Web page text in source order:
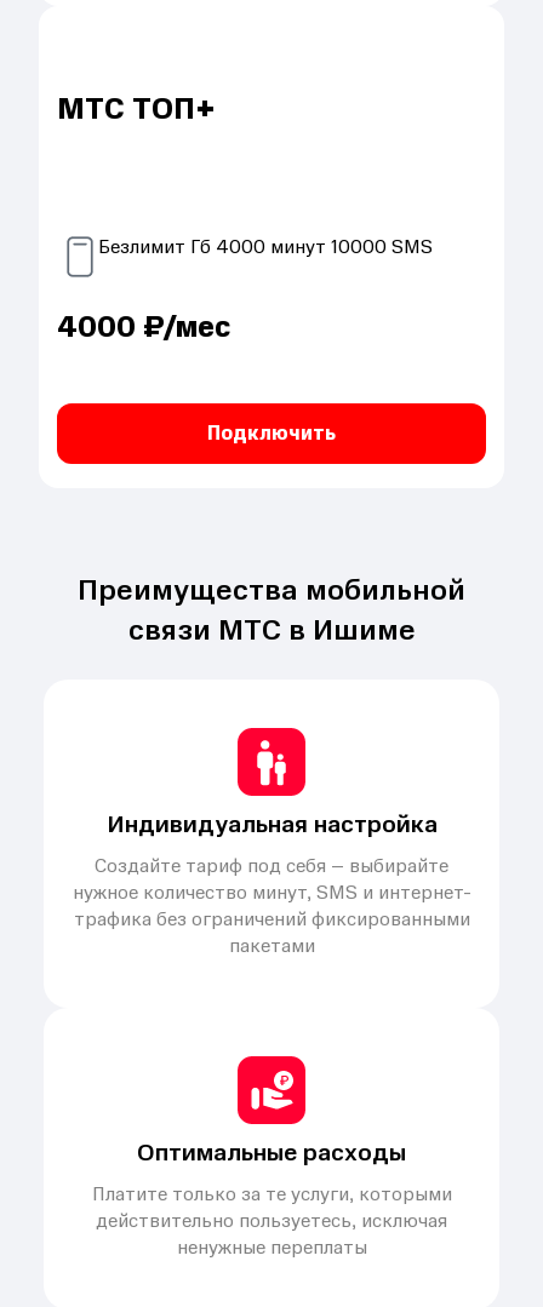
МТС ТОП+
Безлимит Гб 4000 минут 10000SMS
4000 ₽/мес
Подключить
Преимущества мобильной
связи МТС в Ишиме
Индивидуальная настройка
Создайте тариф под себя – выбирайте
нужное количество минут, SMS и интернет-
трафика без ограничений фиксированными
пакетами
Оптимальные расходы
Платите только за те услуги, которыми
действительно пользуетесь, исключая
ненужные переплаты